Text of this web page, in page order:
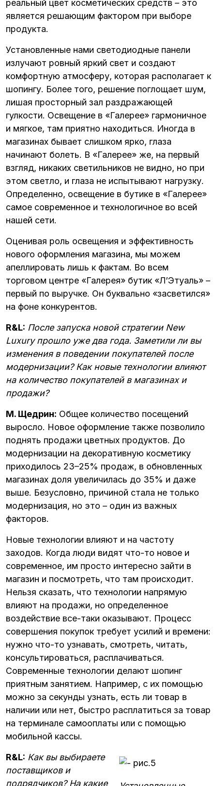
реальный цвет косметических средств – это
является решающим фактором при выборе
продукта.
Установленные нами светодиодные панели
излучают ровный яркий свет и создают
комфортную атмосферу, которая располагает к
шопингу. Более того, решение поглощает шум,
лишая просторный зал раздражающей
гулкости. Освещение в «Галерее» гармоничное
и мягкое, там приятно находиться. Иногда в
магазинах бывает слишком ярко, глаза
начинают болеть. В «Галерее» же, на первый
взгляд, никаких светильников не видно, но при
этом светло, и глаза не испытывают нагрузку.
Определенно, освещение в бутике в «Галерее»
самое современное и технологичное во всей
нашей сети.
Оценивая роль освещения и эффективность
нового оформления магазина, мы можем
апеллировать лишь к фактам. Во всем
торговом центре «Галерея» бутик «Л’Этуаль» –
первый по выручке. Он буквально «засветился»
на фоне конкурентов.
R&L: После запуска новой стратегии New
Luxury прошло уже два года. Заметили ли вы
изменения в поведении покупателей после
модернизации? Как новые технологии влияют
на количество покупателей в магазинах и
продажи?
М. Щедрин: Общее количество посещений
выросло. Новое оформление также позволило
поднять продажи цветных продуктов. До
модернизации на декоративную косметику
приходилось 23–25% продаж, в обновленных
магазинах доля увеличилась до 35% и даже
выше. Безусловно, причиной стала не только
модернизация, но это – один из важных
факторов.
Новые технологии влияют и на частоту
заходов. Когда люди видят что-то новое и
современное, им просто интересно зайти в
магазин и посмотреть, что там происходит.
Нельзя сказать, что технологии напрямую
влияют на продажи, но определенное
воздействие все-таки оказывают. Процесс
совершения покупок требует усилий и времени:
нужно что-то узнавать, смотреть, читать,
консультироваться, расплачиваться.
Современные технологии делают шопинг
приятным занятием. Например, с их помощью
можно за секунды узнать, есть ли товар в
наличии или нет, быстро расплатиться за товар
на терминале самооплаты или с помощью
мобильной кассы.
R&L: Как вы выбираете
поставщиков и
подрядчиков? На какие